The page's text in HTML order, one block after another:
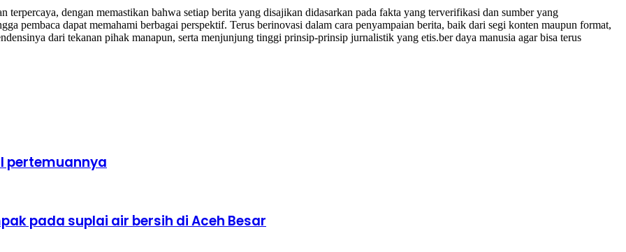
terpercaya, dengan memastikan bahwa setiap berita yang disajikan didasarkan pada fakta yang terverifikasi dan sumber yang
pembaca dapat memahami berbagai perspektif. Terus berinovasi dalam cara penyampaian berita, baik dari segi konten maupun format,
dari tekanan pihak manapun, serta menjunjung tinggi prinsip-prinsip jurnalistik yang etis.ber daya manusia agar bisa terus
pertemuannya
pada suplai air bersih di Aceh Besar